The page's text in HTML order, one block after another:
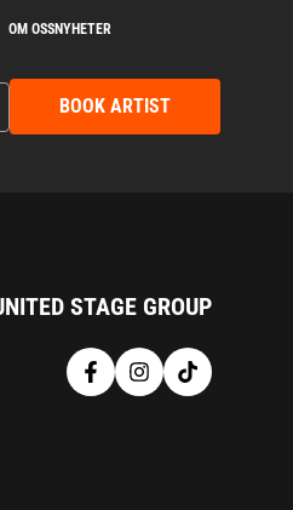
OM OSSNYHETER
BOOK ARTIST
STAGE GROUP